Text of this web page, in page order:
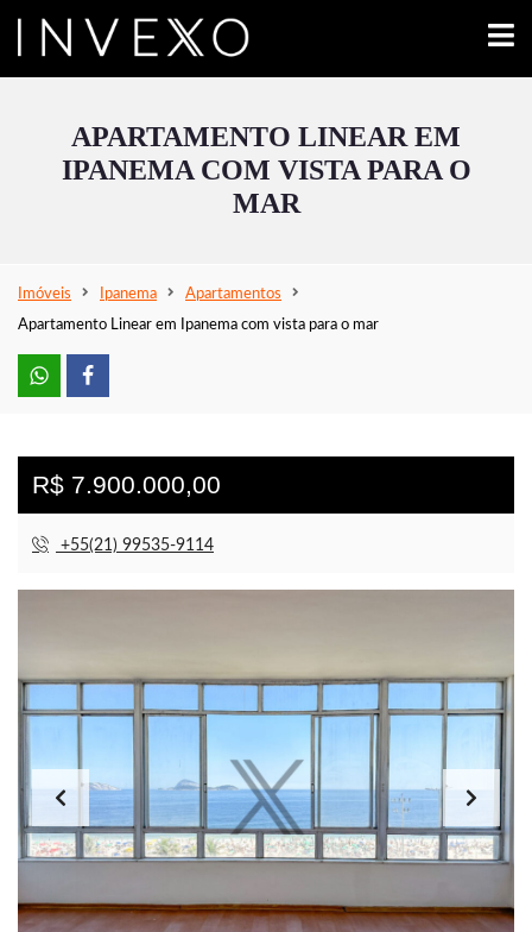
APARTAMENTO LINEAR EM
IPANEMA COM VISTA PARA O
MAR
Imóveis Ipanema
Apartamentos
Apartamento Linear em Ipanema com vista para o mar
R$ 7.900.000,00
+55(21) 99535-9114